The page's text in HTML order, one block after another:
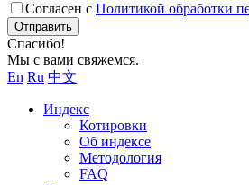
Согласен с Политикой обработки
Отправить
Спасибо!
Мы с вами свяжемся.
En Ru 中文
Индекс
Котировки
Об индексе
Методология
FAQ